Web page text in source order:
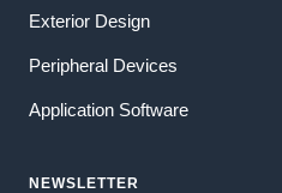
Exterior Design
Peripheral Devices
Application Software
NEWSLETTER